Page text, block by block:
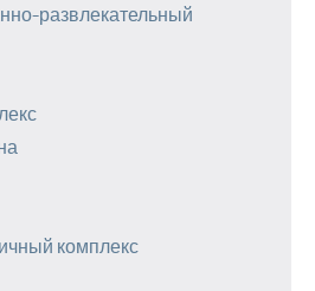
развлекательный
комплекс